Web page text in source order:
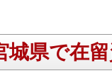
城県で在